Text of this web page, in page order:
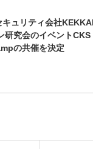
ュリティ会社
研究会のイベント
の共催を決定